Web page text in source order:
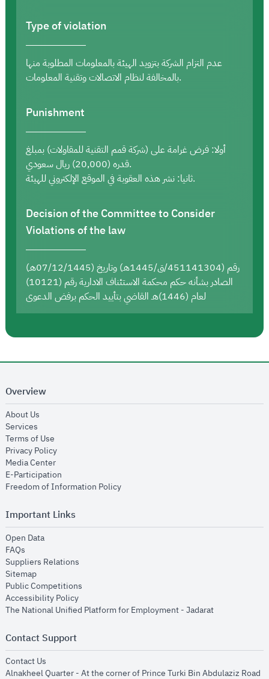
Type of violation
عدم التزام الشركة بتزويد الهيئة بالمعلومات المطلوبة منها
بالمخالفة لنظام الاتصالات وتقنية المعلومات.
Punishment
أولا: فرض غرامة على (شركة قمم التقنية للمقاولات) بمبلغ
قدره (20,000) ريال سعودي.
ثانيا: نشر هذه العقوبة في الموقع الإلكتروني للهيئة.
Decision of the Committee to Consider
Violations of the law
رقم (451141304/ق/1445هـ) وتاريخ (07/12/1445هـ)
الصادر بشأنه حكم محكمة الاستئناف الادارية رقم (10121)
لعام (1446)هـ القاضي بتأييد الحكم برفض الدعوى
Overview
About Us
Services
Terms of Use
Privacy Policyopens in new window
Media Centeropens in new window
E-Participation
Freedom of Information Policyopens in new window
Important Links
Open Dataopens in new window
FAQs
Suppliers Relations
Sitemapopens in new window
Public Competitions
Accessibility Policyopens in new window
The National Unified Platform for Employment - Jadaratopens in new
Contact Support
Contact Us
Alnakheel Quarter - At the corner of Prince Turki Bin Abdulaziz Road